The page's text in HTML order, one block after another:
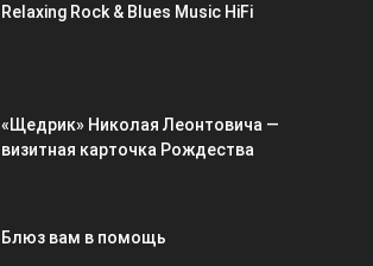
Relaxing Rock & Blues Music HiFi
«Щедрик» Николая Леонтовича —
визитная карточка Рождества
Блюз вам в помощь